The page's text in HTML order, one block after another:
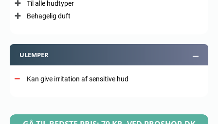
Til alle hudtyper
Behagelig duft
ULEMPER
Kan give irritation af sensitive hud